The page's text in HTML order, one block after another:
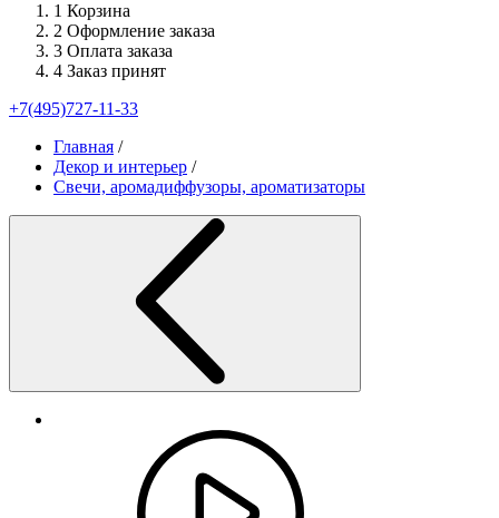
1 Корзина
2 Оформление заказа
3 Оплата заказа
4 Заказ принят
+7(495)727-11-33
Главная /
Декор и интерьер /
Свечи, аромадиффузоры, ароматизаторы